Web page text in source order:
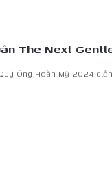
The Next
Ông Hoàn Mỹ 2024